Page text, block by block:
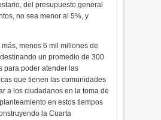
del presupuesto general
no sea menor al 5%, y
más, menos 6 mil millones de
un promedio de 300
para poder atender las
que tienen las comunidades
a los ciudadanos en la toma de
en estos tiempos
la Cuarta